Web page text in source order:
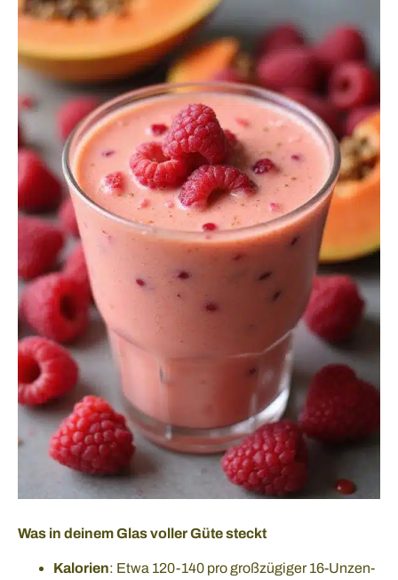
Was in deinem Glas voller Güte steckt
Kalorien: Etwa 120-140 pro großzügiger 16-Unzen-